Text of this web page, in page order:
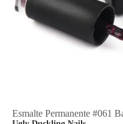
Esmalte Permanente #061